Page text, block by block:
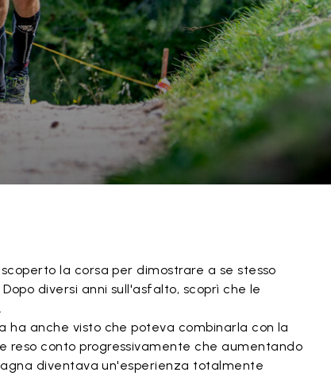
la corsa per dimostrare a se stesso
diversi anni sull'asfalto, scoprì che le
ha anche visto che poteva combinarla con la
reso conto progressivamente che aumentando
diventava un'esperienza totalmente